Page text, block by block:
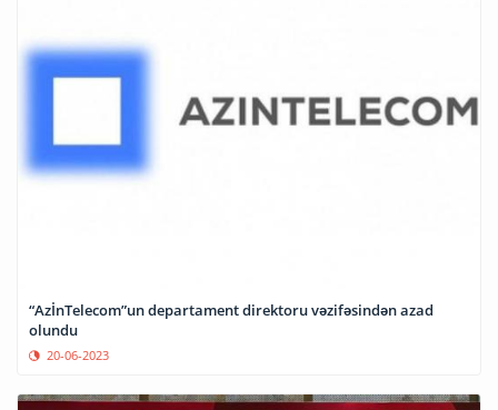
“AzİnTelecom”un departament direktoru vəzifəsindən azad
olundu
20-06-2023